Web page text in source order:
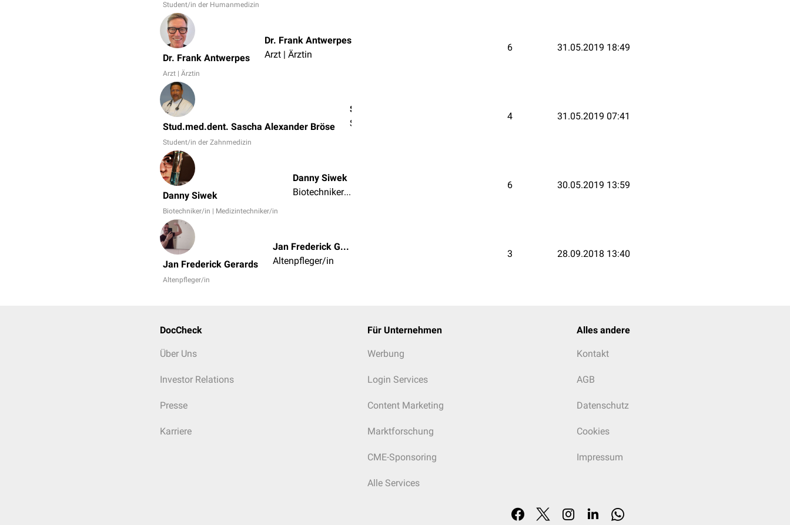
Student/in der Humanmedizin
Dr. Frank Antwerpes
Arzt | Ärztin
Dr. Frank Antwerpes
Arzt | Ärztin
6 31.05.2019 18:49
Stud.med.dent. Sascha Alexander Bröse
Student/in der Zahnmedizin
4 31.05.2019 07:41
Danny Siwek
Biotechniker/in | Medizintechniker/in
Danny Siwek
Biotechniker/in | Medizintechniker/in
6 30.05.2019 13:59
Jan Frederick Gerards
Altenpfleger/in
Jan Frederick Gerards
Altenpfleger/in
3 28.09.2018 13:40
DocCheck
Über Uns
Investor Relations
Presse
Karriere
Für Unternehmen
Werbung
Login Services
Content Marketing
Marktforschung
CME-Sponsoring
Alle Services
Alles andere
Kontakt
AGB
Datenschutz
Cookies
Impressum